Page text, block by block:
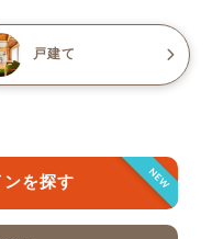
戸建て
NEW
を探す